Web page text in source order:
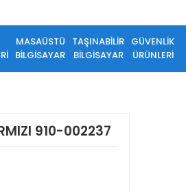
MASAÜSTÜ
BİLGİSAYAR
TAŞINABİLİR
BİLGİSAYAR
GÜVENLİK
ÜRÜNLERİ
910-002237